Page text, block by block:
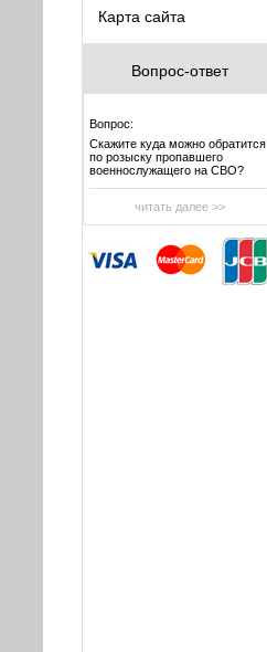
Карта сайта
Вопрос-ответ
Вопрос:
Скажите куда можно обратится
по розыску пропавшего
военнослужащего на СВО?
читать далее >>